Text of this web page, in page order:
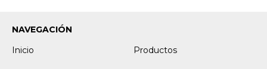
NAVEGACIÓN
Inicio
Productos